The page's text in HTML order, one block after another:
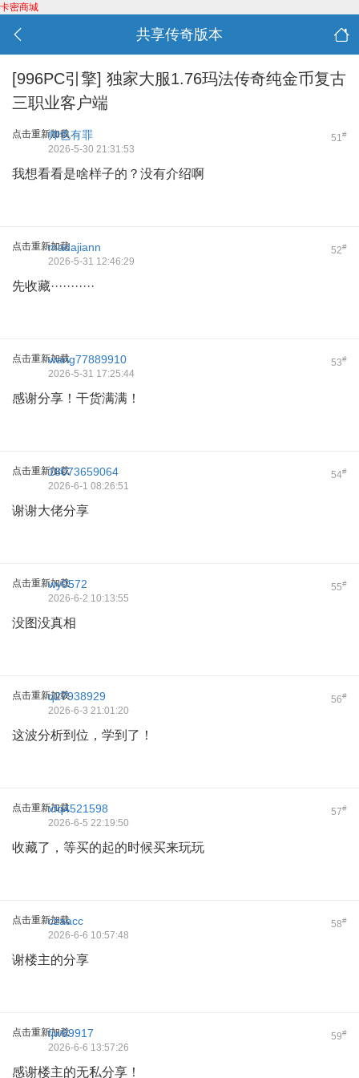
卡密商城
共享传奇版本
[996PC引擎] 独家大服1.76玛法传奇纯金币复古
三职业客户端
点击重新加载 51#
帅也有罪
2026-5-30 21:31:53
我想看看是啥样子的？没有介绍啊
点击重新加载 52#
madajiann
2026-5-31 12:46:29
先收藏···········
点击重新加载 53#
wang77889910
2026-5-31 17:25:44
感谢分享！干货满满！
点击重新加载 54#
18073659064
2026-6-1 08:26:51
谢谢大佬分享
点击重新加载 55#
wy0572
2026-6-2 10:13:55
没图没真相
点击重新加载 56#
q27938929
2026-6-3 21:01:20
这波分析到位，学到了！
点击重新加载 57#
xfq4521598
2026-6-5 22:19:50
收藏了，等买的起的时候买来玩玩
点击重新加载 58#
czaacc
2026-6-6 10:57:48
谢楼主的分享
点击重新加载 59#
fjw69917
2026-6-6 13:57:26
感谢楼主的无私分享！